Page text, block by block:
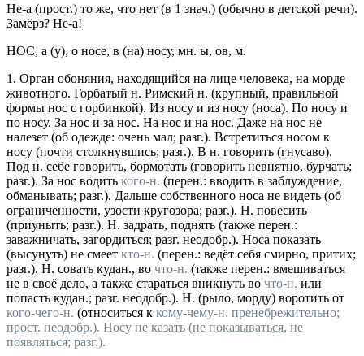
Не-а (прост.) то же, что нет (в 1 знач.) (обычно в детской речи).
Замёрз? Не-а!
НОС, а (у), о носе, в (на) носу, мн. ы, ов, м.
1. Орган обоняния, находящийся на лице человека, на морде
животного. Горбатый н. Римский н. (крупный, правильной
формы нос с горбинкой). Из носу и из носу (носа). По носу и
по носу. За нос и за нос. На нос и на нос. Даже на нос не
налезет (об одежде: очень мал; разг.). Встретиться носом к
носу (почти столкнувшись; разг.). В н. говорить (гнусаво).
Под н. себе говорить, бормотать (говорить невнятно, бурчать;
разг.). За нос водить кого-н. (перен.: вводить в заблуждение,
обманывать; разг.). Дальше собственного носа не видеть (об
ограниченности, узости кругозора; разг.). Н. повесить
(приуныть; разг.). Н. задрать, поднять (также перен.:
заважничать, загордиться; разг. неодобр.). Носа показать
(высунуть) не смеет кто-н. (перен.: ведёт себя смирно, притих;
разг.). Н. совать кудан., во что-н. (также перен.: вмешиваться
не в своё дело, а также стараться вникнуть во что-н. или
попасть кудан.; разг. неодобр.). Н. (рыло, морду) воротить от
кого-чего-н. (относиться к кому-чему-н. пренебрежительно;
прост. неодобр.). Носу не казать (не показываться, не
появляться; разг.).